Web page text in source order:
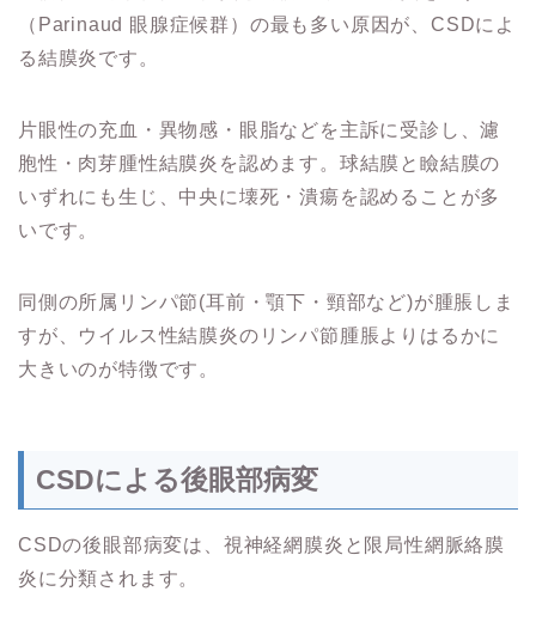
（Parinaud 眼腺症候群）の最も多い原因が、CSDによ
る結膜炎です。
片眼性の充血・異物感・眼脂などを主訴に受診し、濾
胞性・肉芽腫性結膜炎を認めます。球結膜と瞼結膜の
いずれにも生じ、中央に壊死・潰瘍を認めることが多
いです。
同側の所属リンパ節(耳前・顎下・頸部など)が腫脹しま
すが、ウイルス性結膜炎のリンパ節腫脹よりはるかに
大きいのが特徴です。
CSDによる後眼部病変
CSDの後眼部病変は、視神経網膜炎と限局性網脈絡膜
炎に分類されます。